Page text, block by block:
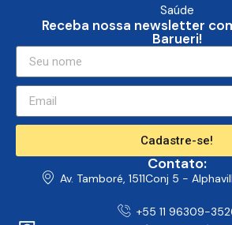
Saúde
Receba nossa newsletter
Barueri!
Cadastre-se!
Contato:
Av. Tamboré, 1511Conj 5 -
+55 11 96309-